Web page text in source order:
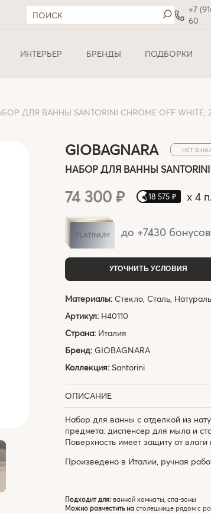
+7
60
ИНТЕРЬЕР БРЕНДЫ ПОДБОРКИ
ДЛЯ ВАННЫ SANTORINI CHROME OFF
GIOBAGNARA НЕТ В
НАБОР ДЛЯ ВАННЫ SANTORINI
74 300 ₽ 18 575 ₽ x 4
до +7430 бонусов
УТОЧНИТЬ УСЛОВИЯ
Материалы: Стекло, Сталь,
Артикул: H40110
Страна: Италия
Бренд: GIOBAGNARA
Коллекция: Santorini
ОПИСАНИЕ
Набор для ванны с отделкой из
предмета: диспенсер для мыла и
Поверхность имеет защиту от
Произведено в Италии, ручная
Подходит для:ванной комнаты, спа-зоны
Можно разместить настолешнице рядом с